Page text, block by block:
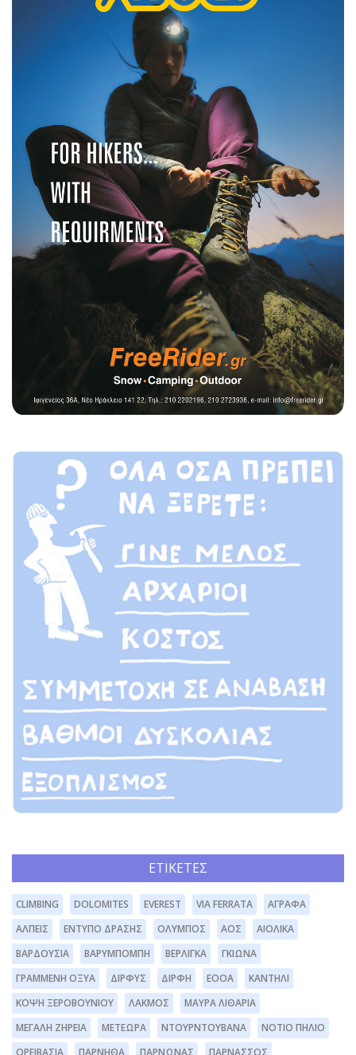
ΕΤΙΚΈΤΕΣ
CLIMBING DOLOMITES EVEREST VIA FERRATA
ΆΓΡΑΦΑ
ΆΛΠΕΙΣ
ΈΝΤΥΠΟ ΔΡΆΣΗΣ ΌΛΥΜΠΟΣ ΑΟΣ
ΑΙΟΛΙΚΆ
ΒΑΡΔΟΎΣΙΑ
ΒΑΡΥΜΠΌΜΠΗ ΒΕΡΛΊΓΚΑ
ΓΚΙΏΝΑ
ΓΡΑΜΜΈΝΗ ΟΞΥΆ
ΔΊΡΦΥΣ ΔΙΡΦΗ ΕΟΟΑ
ΚΑΝΤΉΛΙ
ΚΌΨΗ ΞΕΡΟΒΟΥΝΊΟΥ
ΛΆΚΜΟΣ
ΜΑΥΡΑ ΛΙΘΆΡΙΑ
ΜΕΓΆΛΗ ΖΉΡΕΙΑ
ΜΕΤΈΩΡΑ ΝΤΟΥΡΝΤΟΥΒΆΝΑ
ΝΌΤΙΟ ΠΉΛΙΟ